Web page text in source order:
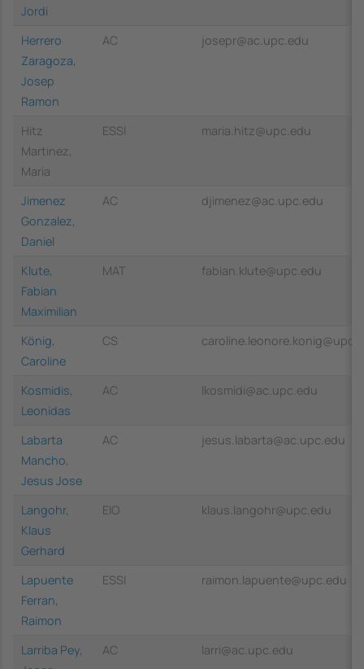
Jordi
Herrero
Zaragoza,
Josep
Ramon
AC josepr@ac.upc.edu
Hitz
Martinez,
Maria
ESSI maria.hitz@upc.edu
Jimenez
Gonzalez,
Daniel
AC djimenez@ac.upc.edu
Klute,
Fabian
Maximilian
MAT fabian.klute@upc.edu
König,
Caroline
CS
Kosmidis,
Leonidas
AC lkosmidi@ac.upc.edu
Labarta
Mancho,
Jesus Jose
AC jesus.labarta@ac.upc.edu
Langohr,
Klaus
Gerhard
EIO klaus.langohr@upc.edu
Lapuente
Ferran,
Raimon
ESSI raimon.lapuente@upc.edu
Larriba Pey,
AC larri@ac.upc.edu